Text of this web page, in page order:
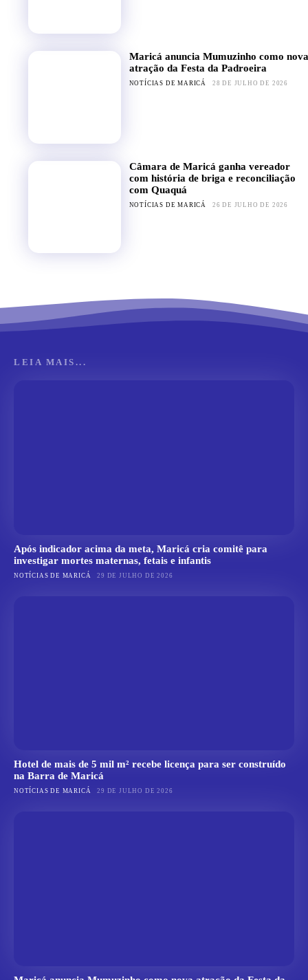
Maricá anuncia Mumuzinho como nova
atração da Festa da Padroeira
NOTÍCIAS DE MARICÁ 28 DE JULHO DE 2026
Câmara de Maricá ganha vereador
com história de briga e reconciliação
com Quaquá
NOTÍCIAS DE MARICÁ 26 DE JULHO DE 2026
LEIA MAIS...
Após indicador acima da meta, Maricá cria comitê para
investigar mortes maternas, fetais e infantis
NOTÍCIAS DE MARICÁ 29 DE JULHO DE 2026
Hotel de mais de 5 mil m² recebe licença para ser construído
na Barra de Maricá
NOTÍCIAS DE MARICÁ 29 DE JULHO DE 2026